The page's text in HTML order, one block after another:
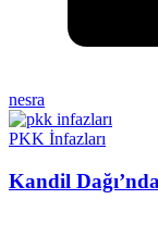
nesra
PKK İnfazları
Kandil